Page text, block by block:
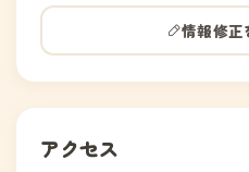
情報修正
アクセス